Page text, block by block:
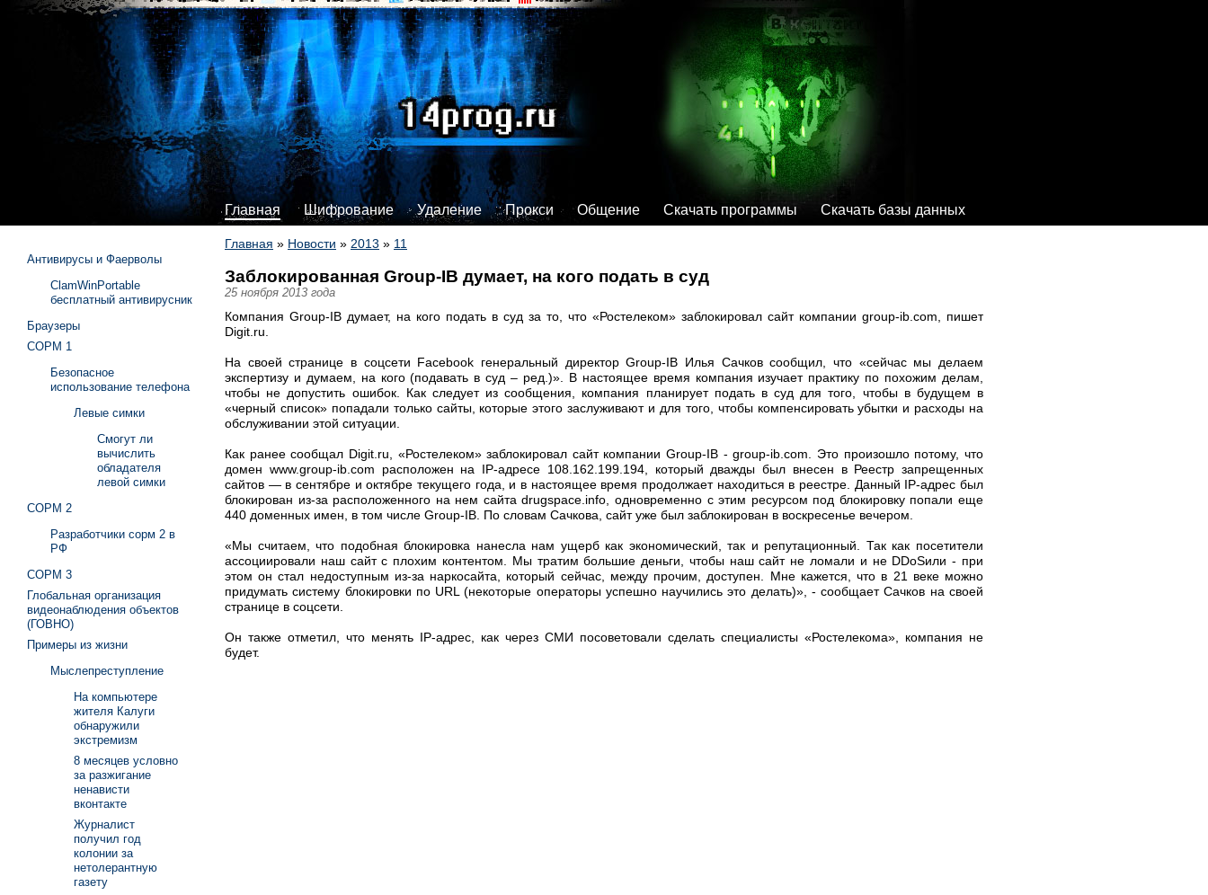
Главная Шифрование Удаление Прокси Общение Скачать программы Скачать базы данных
Главная » Новости » 2013 » 11
Заблокированная Group-IB думает, на кого подать в суд
25 ноября 2013 года
Компания Group-IB думает, на кого подать в суд за то, что «Ростелеком» заблокировал сайт компании group-ib.com, пишет
Digit.ru.
На своей странице в соцсети Facebook генеральный директор Group-IB Илья Сачков сообщил, что «сейчас мы делаем
экспертизу и думаем, на кого (подавать в суд – ред.)». В настоящее время компания изучает практику по похожим делам,
чтобы не допустить ошибок. Как следует из сообщения, компания планирует подать в суд для того, чтобы в будущем в
«черный список» попадали только сайты, которые этого заслуживают и для того, чтобы компенсировать убытки и расходы на
обслуживании этой ситуации.
Как ранее сообщал Digit.ru, «Ростелеком» заблокировал сайт компании Group-IB - group-ib.com. Это произошло потому, что
домен www.group-ib.com расположен на IP-адресе 108.162.199.194, который дважды был внесен в Реестр запрещенных
сайтов — в сентябре и октябре текущего года, и в настоящее время продолжает находиться в реестре. Данный IP-адрес был
блокирован из-за расположенного на нем сайта drugspace.info, одновременно с этим ресурсом под блокировку попали еще
440 доменных имен, в том числе Group-IB. По словам Сачкова, сайт уже был заблокирован в воскресенье вечером.
«Мы считаем, что подобная блокировка нанесла нам ущерб как экономический, так и репутационный. Так как посетители
ассоциировали наш сайт с плохим контентом. Мы тратим большие деньги, чтобы наш сайт не ломали и не DDoSили - при
этом он стал недоступным из-за наркосайта, который сейчас, между прочим, доступен. Мне кажется, что в 21 веке можно
придумать систему блокировки по URL (некоторые операторы успешно научились это делать)», - сообщает Сачков на своей
странице в соцсети.
Он также отметил, что менять IP-адрес, как через СМИ посоветовали сделать специалисты «Ростелекома», компания не
будет.
Антивирусы и Фаерволы
ClamWinPortable
бесплатный антивирусник
Браузеры
СОРМ 1
Безопасное
использование телефона
Левые симки
Смогут ли
вычислить
обладателя
левой симки
СОРМ 2
Разработчики сорм 2 в
РФ
СОРМ 3
Глобальная организация
видеонаблюдения объектов
(ГОВНО)
Примеры из жизни
Мыслепреступление
На компьютере
жителя Калуги
обнаружили
экстремизм
8 месяцев условно
за разжигание
ненависти
вконтакте
Журналист
получил год
колонии за
нетолерантную
газету